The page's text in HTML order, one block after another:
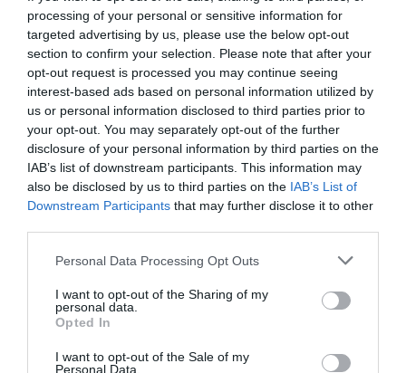
processing of your personal or sensitive information for
targeted advertising by us, please use the below opt-out
section to confirm your selection. Please note that after your
opt-out request is processed you may continue seeing
interest-based ads based on personal information utilized by
us or personal information disclosed to third parties prior to
your opt-out. You may separately opt-out of the further
disclosure of your personal information by third parties on the
IAB’s list of downstream participants. This information may
also be disclosed by us to third parties on the IAB’s List of
Downstream Participants that may further disclose it to other
Personal Data Processing Opt Outs
I want to opt-out of the Sharing of my
personal data.
Opted In
I want to opt-out of the Sale of my
Personal Data.
pero de forma telemática, y remató pidiendo "calma"
de nuevo a la entonces consellera.